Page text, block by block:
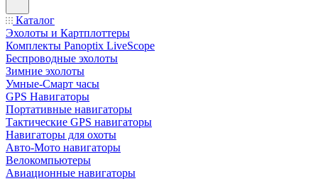
Каталог
Эхолоты и Картплоттеры
Комплекты Panoptix LiveScope
Беспроводные эхолоты
Зимние эхолоты
Умные-Смарт часы
GPS Навигаторы
Портативные навигаторы
Тактические GPS навигаторы
Навигаторы для охоты
Авто-Мото навигаторы
Велокомпьютеры
Авиационные навигаторы